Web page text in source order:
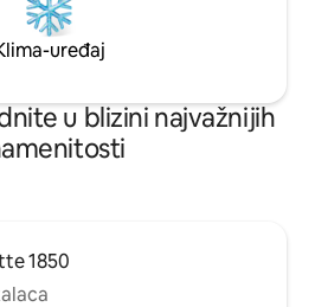
uređaj
u blizini najvažnijih
1850